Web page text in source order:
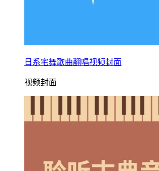
日系宅舞歌曲翻唱视频封面
视频封面